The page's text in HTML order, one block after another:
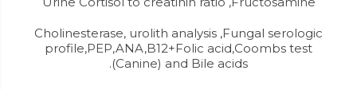
Cholinesterase, urolith analysis ,Fungal serologic
profile,PEP,ANA,B12+Folic acid,Coombs test
(Canine) and Bile acids.